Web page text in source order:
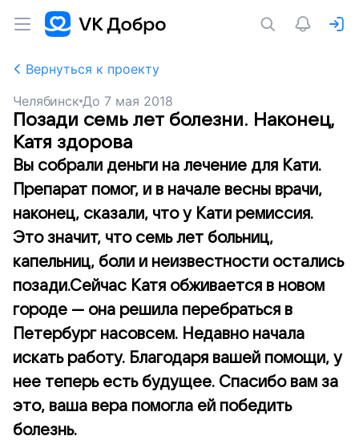
Вернуться к проекту
Челябинск До 7 мая 2018
Позади семь лет болезни. Наконец,
Катя здорова
Вы собрали деньги на лечение для Кати.
Препарат помог, и в начале весны врачи,
наконец, сказали, что у Кати ремиссия.
Это значит, что семь лет больниц,
капельниц, боли и неизвестности остались
позади.Сейчас Катя обживается в новом
городе — она решила перебраться в
Петербург насовсем. Недавно начала
искать работу. Благодаря вашей помощи, у
нее теперь есть будущее. Спасибо вам за
это, ваша вера помогла ей победить
болезнь.